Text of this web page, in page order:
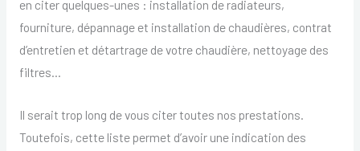
en citer quelques-unes : installation de radiateurs,
fourniture, dépannage et installation de chaudières, contrat
d’entretien et détartrage de votre chaudière, nettoyage des
filtres…
Il serait trop long de vous citer toutes nos prestations.
Toutefois, cette liste permet d’avoir une indication des